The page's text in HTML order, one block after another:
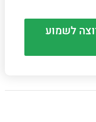
לשמוע